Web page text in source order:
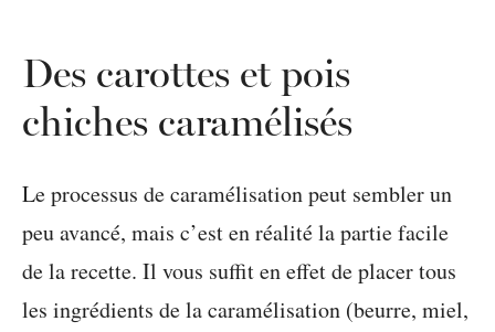
Des carottes et pois
chiches caramélisés
Le processus de caramélisation peut sembler un
peu avancé, mais c’est en réalité la partie facile
de la recette. Il vous suffit en effet de placer tous
les ingrédients de la caramélisation (beurre, miel,